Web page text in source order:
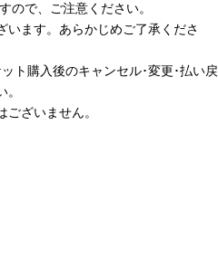
ので、ご注意ください。
ます。あらかじめご了承くださ
ト購入後のキャンセル･変更･払い戻
ざいません。